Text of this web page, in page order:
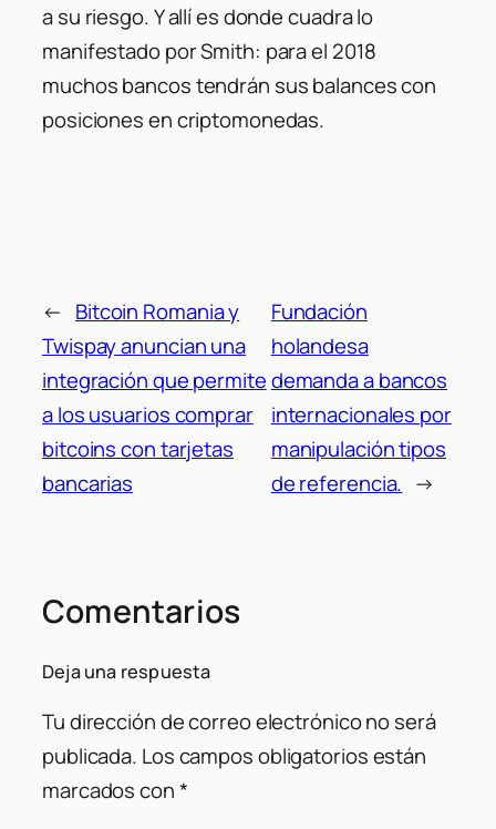
a su riesgo. Y allí es donde cuadra lo
manifestado por Smith: para el 2018
muchos bancos tendrán sus balances con
posiciones en criptomonedas.
← Bitcoin Romania y
Twispay anuncian una
integración que permite
a los usuarios comprar
bitcoins con tarjetas
bancarias
Fundación
holandesa
demanda a bancos
internacionales por
manipulación tipos
de referencia. →
Comentarios
Deja una respuesta
Tu dirección de correo electrónico no será
publicada. Los campos obligatorios están
marcados con*